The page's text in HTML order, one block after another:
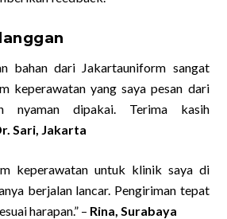
bahan dari Jakartauniform sangat
keperawatan yang saya pesan dari
nyaman dipakai. Terima kasih
Sari, Jakarta
keperawatan untuk klinik saya di
berjalan lancar. Pengiriman tepat
harapan.” – Rina, Surabaya